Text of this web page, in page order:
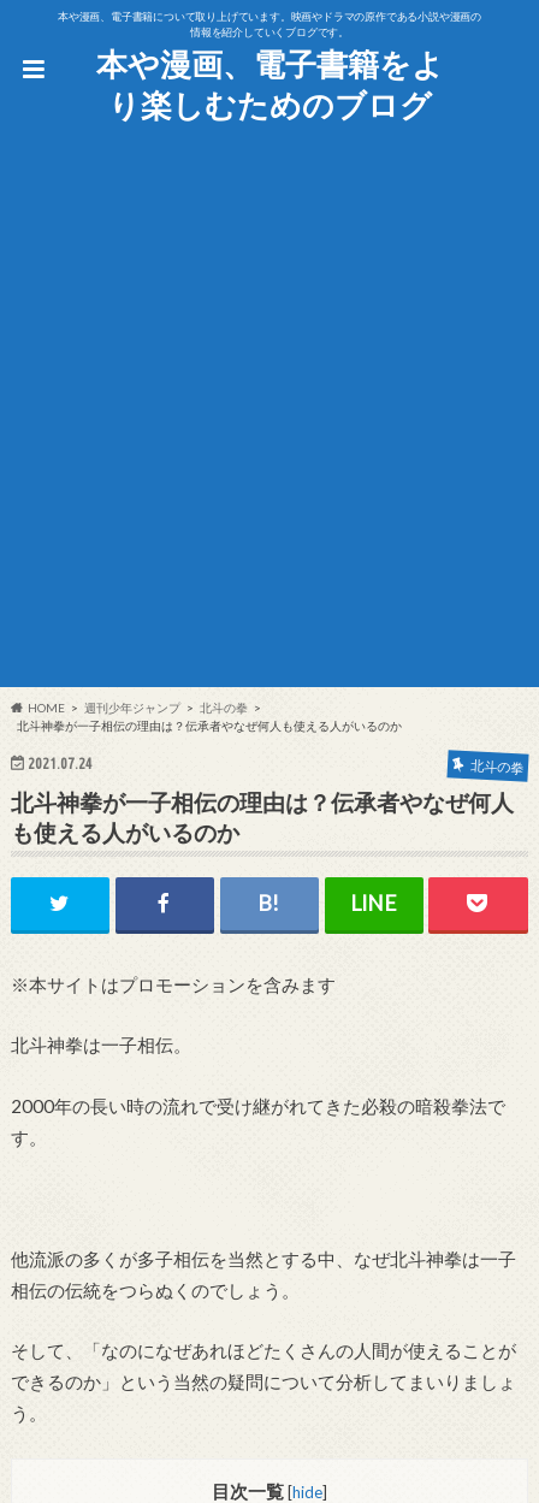
本や漫画、電子書籍について取り上げています。映画やドラマの原作である小説や漫画の
情報を紹介していくブログです。
本や漫画、電子書籍をよ
り楽しむためのブログ
HOME 週刊少年ジャンプ
北斗の拳
北斗神拳が一子相伝の理由は？伝承者やなぜ何人も使える人がいるのか
2021.07.24 北斗の拳
北斗神拳が一子相伝の理由は？伝承者やなぜ何人
も使える人がいるのか
※本サイトはプロモーションを含みます
北斗神拳は一子相伝。
2000年の長い時の流れで受け継がれてきた必殺の暗殺拳法で
す。
他流派の多くが多子相伝を当然とする中、なぜ北斗神拳は一子
相伝の伝統をつらぬくのでしょう。
そして、「なのになぜあれほどたくさんの人間が使えることが
できるのか」という当然の疑問について分析してまいりましょ
う。
目次一覧 [hide]